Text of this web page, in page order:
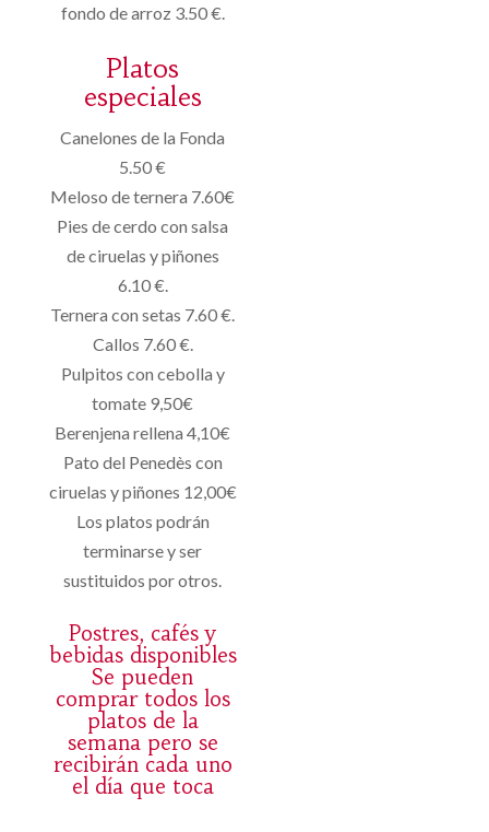
fondo de arroz 3.50 €.
Platos
especiales
Canelones de la Fonda
5.50 €
Meloso de ternera 7.60€
Pies de cerdo con salsa
de ciruelas y piñones
6.10 €.
Ternera con setas 7.60 €.
Callos 7.60 €.
Pulpitos con cebolla y
tomate 9,50€
Berenjena rellena 4,10€
Pato del Penedès con
ciruelas y piñones 12,00€
Los platos podrán
terminarse y ser
sustituidos por otros.
Postres, cafés y
bebidas disponibles
Se pueden
comprar todos los
platos de la
semana pero se
recibirán cada uno
el día que toca